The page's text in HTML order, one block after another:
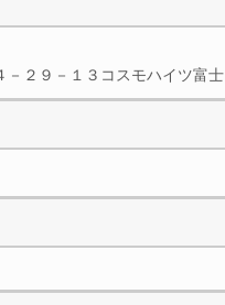
－２９－１３コスモハイツ富